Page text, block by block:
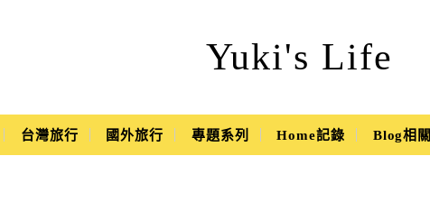
Yuki's Life
台灣旅行 國外旅行 專題系列 Home記錄 Blog相關